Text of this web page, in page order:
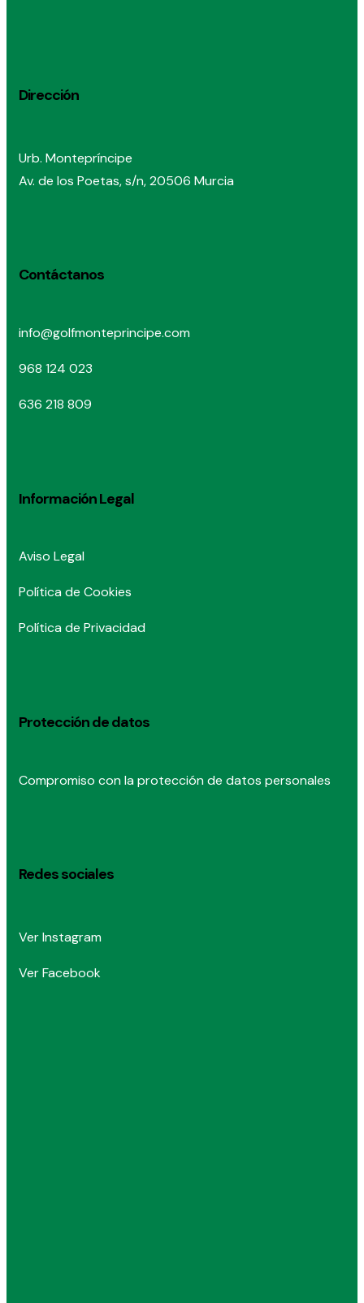
Dirección
Urb. Montepríncipe
Av. de los Poetas, s/n, 20506 Murcia
Contáctanos
info@golfmonteprincipe.com
968 124 023
636 218 809
Información Legal
Aviso Legal
Política de Cookies
Política de Privacidad
Protección de datos
Compromiso con la protección de datos personales
Redes sociales
Ver Instagram
Ver Facebook